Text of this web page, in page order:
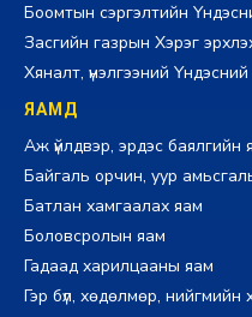
Боомтын сэргэлтийн
Засгийн газрын Хэрэг
Хяналт, үнэлгээний
ЯАМД
Аж үйлдвэр, эрдэс баялгийн
Байгаль орчин, уур
Батлан хамгаалах яам
Боловсролын яам
Гадаад харилцааны яам
Гэр бүл, хөдөлмөр,